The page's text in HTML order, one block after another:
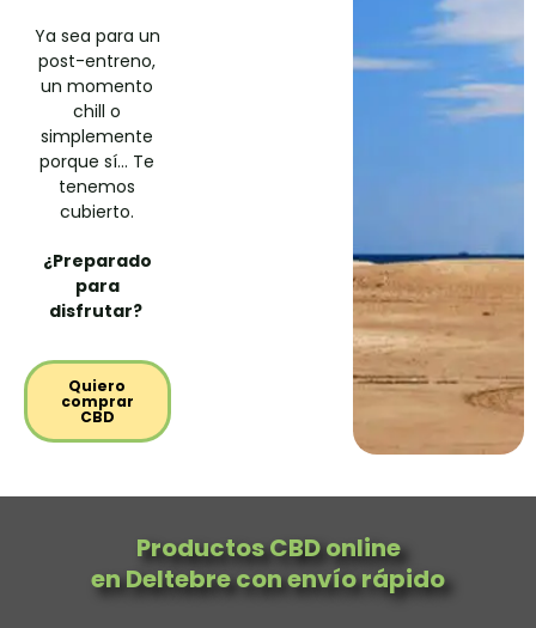
Ya sea para un
post-entreno,
un momento
chill o
simplemente
porque sí… Te
tenemos
cubierto.
¿Preparado
para
disfrutar?
Quiero
comprar
CBD
Productos CBD online
en Deltebre con envío rápido